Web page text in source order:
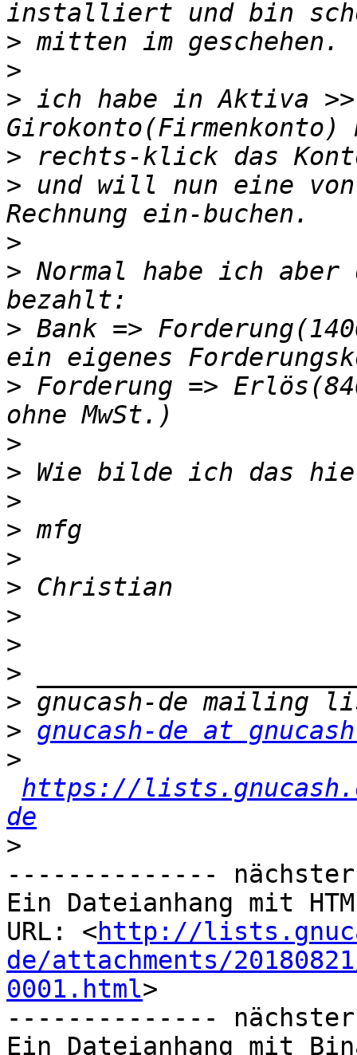
>
>
> ich habe in Aktiva >>
>
> und will nun eine von
>
> Normal habe ich aber
> Bank =>
> Forderung =>
>
>
>
>
>
>
>
>
>
>
> gnucash-de at
>
https://
de
>
--------------
Ein Dateianhang mit
URL: <http://
de/attachments/
0001.html>
--------------
Ein Dateianhang mit